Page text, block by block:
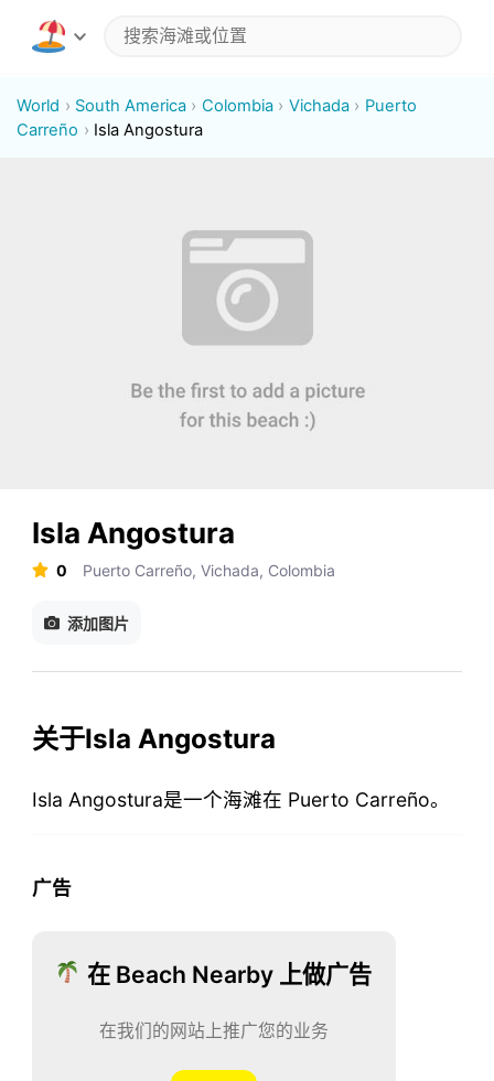
World South America Colombia Vichada
Puerto
Carreño
Isla Angostura
Isla Angostura
0 Puerto Carreño, Vichada, Colombia
添加图片
关于Isla Angostura
Isla Angostura是一个海滩在 Puerto Carreño。
广告
在 Beach Nearby 上做广告
在我们的网站上推广您的业务